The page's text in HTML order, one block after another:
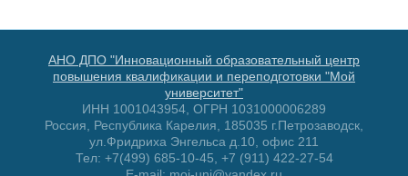
АНО ДПО "Инновационный образовательный центр
повышения квалификации и переподготовки "Мой
университет"
ИНН 1001043954, ОГРН 1031000006289
Россия, Республика Карелия, 185035 г.Петрозаводск,
ул.Фридриха Энгельса д.10, офис 211
Тел: +7(499) 685-10-45, +7 (911) 422-27-54